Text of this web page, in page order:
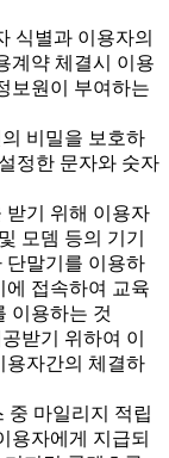
식별과 이용자의
계약 체결시 이용
보원이 부여하는
비밀을 보호하
정한 문자와 숫자
기 위해 이용자
모뎀 등의 기기
말기를 이용하
에 접속하여 교육
이용하는 것
받기 위하여 이
용자간의 체결하
중 마일리지 적립
용자에게 지급되